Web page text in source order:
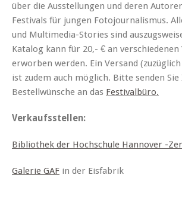
über die Ausstellungen und deren
Festivals für jungen Fotojournalismus.
und Multimedia-Stories sind
Katalog kann für 20,- € an
erworben werden. Ein Versand
ist zudem auch möglich. Bitte senden
Bestellwünsche an das Festivalbüro.
Verkaufsstellen:
Bibliothek der Hochschule Hannover -
Galerie GAF in der Eisfabrik